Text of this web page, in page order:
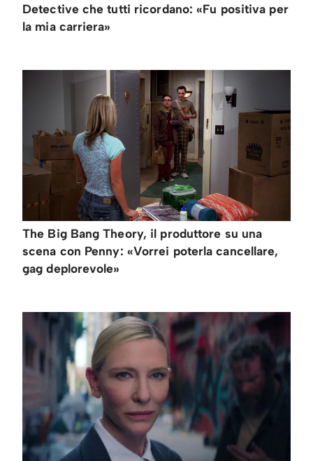
Detective che tutti ricordano: «Fu positiva per
la mia carriera»
The Big Bang Theory, il produttore su una
scena con Penny: «Vorrei poterla cancellare,
gag deplorevole»